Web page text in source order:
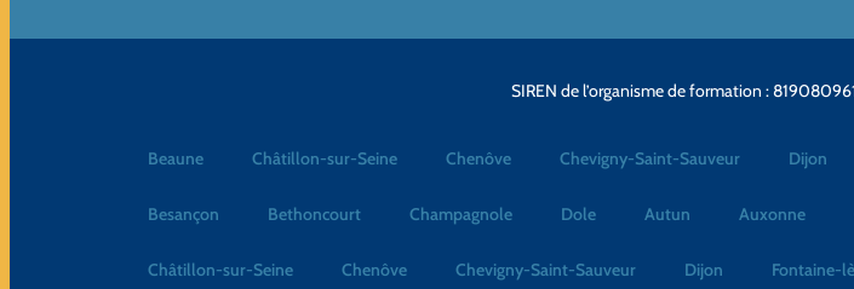
SIREN de l’organisme de formation :
Beaune Châtillon-sur-Seine Chenôve Chevigny-Saint-Sauveur Dijon
Besançon Bethoncourt Champagnole Dole Autun Auxonne
Châtillon-sur-Seine Chenôve Chevigny-Saint-Sauveur Dijon Fontaine-